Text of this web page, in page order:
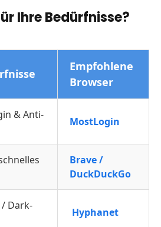
Ihre Bedürfnisse?
Empfohlene
Browser
& Anti-
MostLogin
Brave /
DuckDuckGo
Dark-
Hyphanet